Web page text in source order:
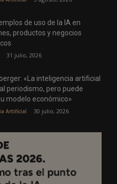
de uso de la IA en
productos y negocios
31 julio, 2026
«La inteligencia artificial
periodismo, pero puede
modelo económico»
Artificial 30 julio, 2026